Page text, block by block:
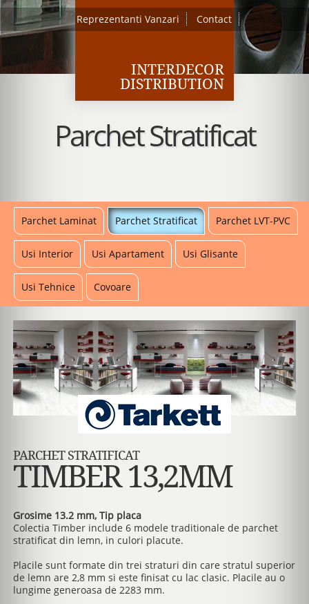
INTERDECOR
DISTRIBUTION
Reprezentanti Vanzari Contact
Parchet Stratificat
Parchet Laminat Parchet Stratificat Parchet LVT-PVC
Usi Interior Usi Apartament Usi Glisante
Usi Tehnice Covoare
PARCHET STRATIFICAT
TIMBER 13,2MM
Grosime 13.2 mm, Tip placa
Colectia Timber include 6 modele traditionale de parchet
stratificat din lemn, in culori placute.
Placile sunt formate din trei straturi din care stratul superior
de lemn are 2,8 mm si este finisat cu lac clasic. Placile au o
lungime generoasa de 2283 mm.